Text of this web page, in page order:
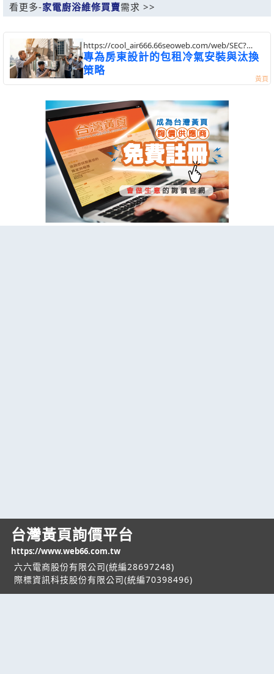
看更多-家電廚浴維修買賣需求 >>
https://cool_air666.66seoweb.com/web/SEC?
postId=1356537
專為房東設計的包租冷氣安裝與汰換
策略
台灣黃頁詢價平台
https://www.web66.com.tw
六六電商股份有限公司(統編28697248)
際標資訊科技股份有限公司(統編70398496)